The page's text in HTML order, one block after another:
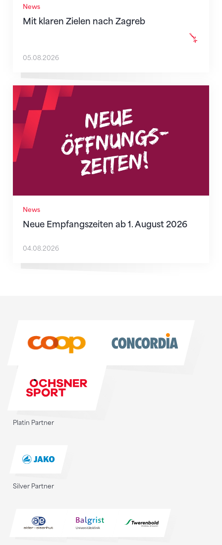
News
Mit klaren Zielen nach Zagreb
05.08.2026
News
Neue Empfangszeiten ab 1. August 2026
Neue Empfangszeiten ab 1. August 2026
04.08.2026
Platin Partner
Silver Partner